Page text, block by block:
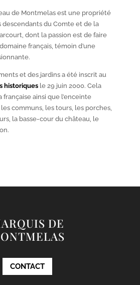
de Montmelas est une propriété
descendants du Comte et de la
dont la passion est de faire
français, témoin d’une
et des jardins a été inscrit au
historiquesle 29 juin 2000. Cela
ainsi que l’enceinte
communs, les tours, les porches,
la basse-cour du château, le
DE
CONTACT